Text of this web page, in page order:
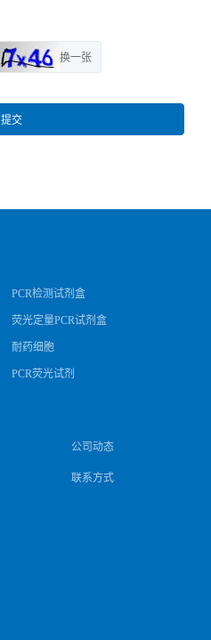
换一张
提交
PCR检测试剂盒
荧光定量PCR试剂盒
耐药细胞
PCR荧光试剂
公司动态
联系方式